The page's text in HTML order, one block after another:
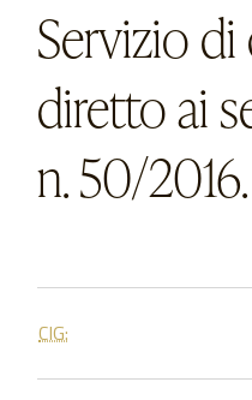
Servizio
diretto ai
n. 50/
CIG: